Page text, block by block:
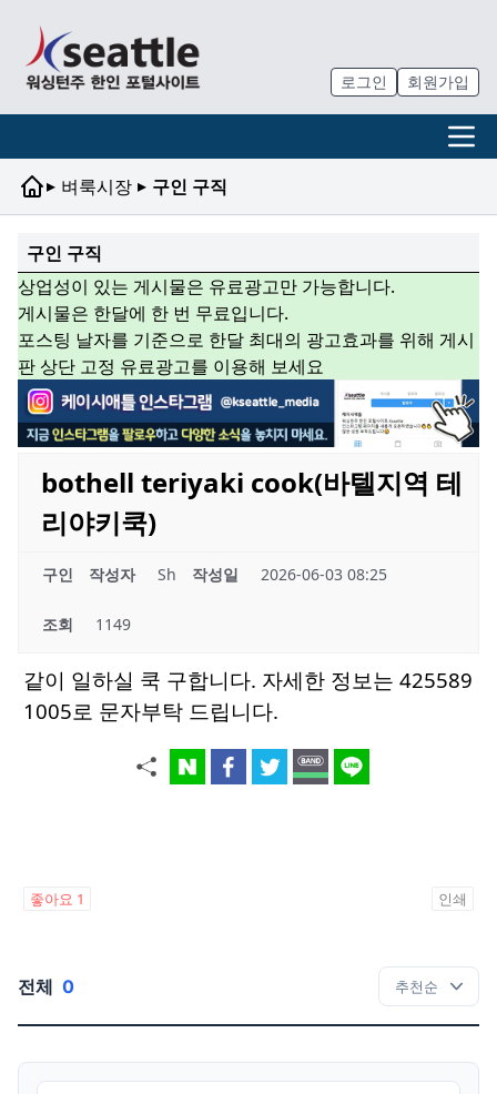
로그인 회원가입
▸ 벼룩시장 ▸ 구인 구직
구인 구직
상업성이 있는 게시물은 유료광고만 가능합니다.
게시물은 한달에 한 번 무료입니다.
포스팅 날자를 기준으로 한달 최대의 광고효과를 위해 게시
판 상단 고정 유료광고를 이용해 보세요
bothell teriyaki cook(바텔지역 테
리야키쿡)
구인 작성자 Sh 작성일 2026-06-03 08:25
조회 1149
같이 일하실 쿡 구합니다. 자세한 정보는 425589
1005로 문자부탁 드립니다.
좋아요 1 인쇄
전체 0